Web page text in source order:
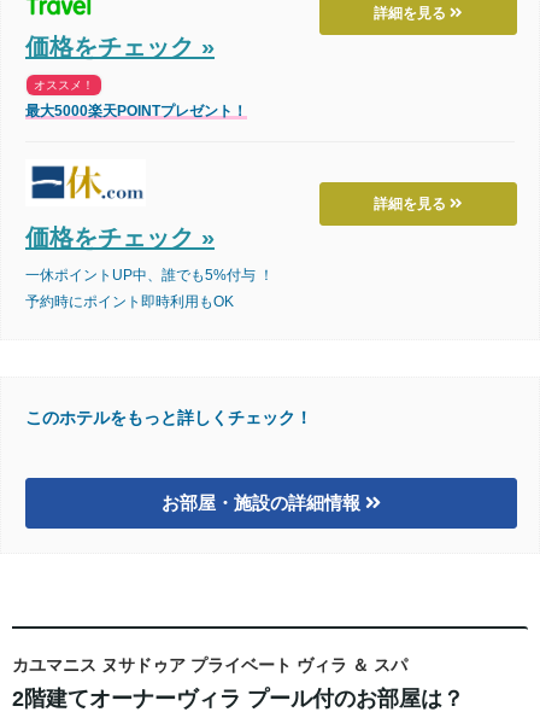
詳細を見る
価格をチェック »
オススメ！
最大5000楽天POINTプレゼント！
詳細を見る
価格をチェック »
一休ポイントUP中、誰でも5%付与 ！
予約時にポイント即時利用もOK
このホテルをもっと詳しくチェック！
お部屋・施設の詳細情報
カユマニス ヌサドゥア プライベート ヴィラ ＆ スパ
2階建てオーナーヴィラ プール付のお部屋は？